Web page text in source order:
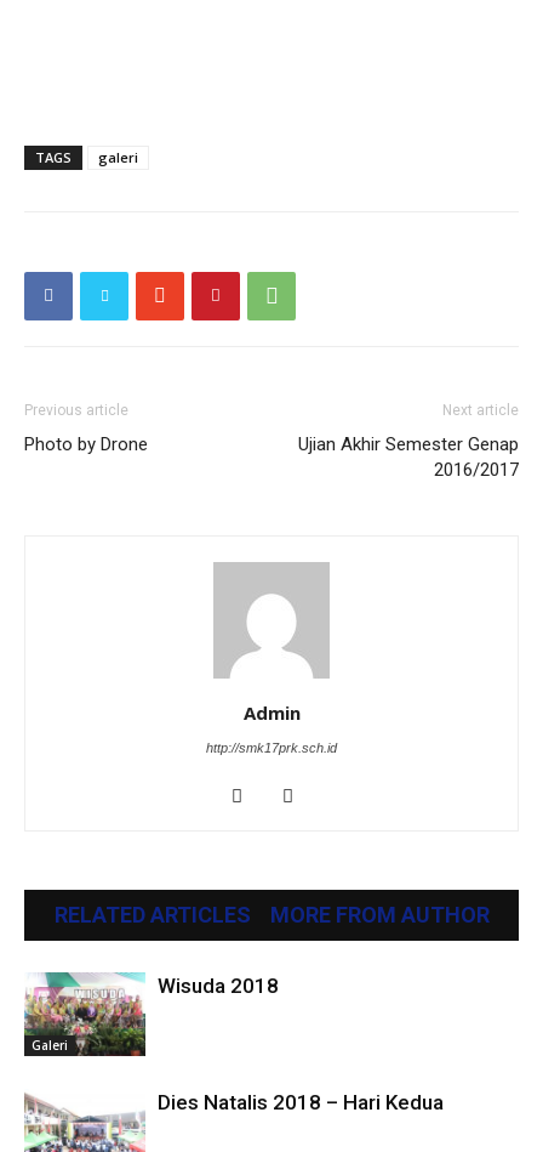
TAGS galeri
Previous article
Photo by Drone
Next article
Ujian Akhir Semester Genap
2016/2017
Admin
http://smk17prk.sch.id
RELATED ARTICLES MORE FROM AUTHOR
Galeri
Wisuda 2018
Dies Natalis 2018 – Hari Kedua